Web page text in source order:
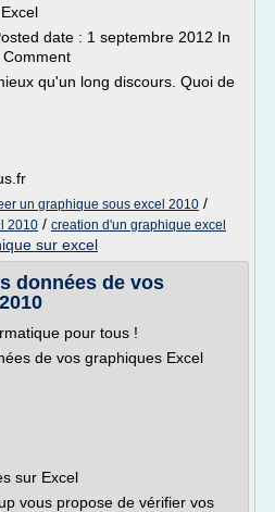
date : 1 septembre 2012 In
qu'un long discours. Quoi de
un graphique sous excel 2010 /
2010 / creation d'un graphique excel
sur excel
données de vos
pour tous !
de vos graphiques Excel
sur Excel
vous propose de vérifier vos